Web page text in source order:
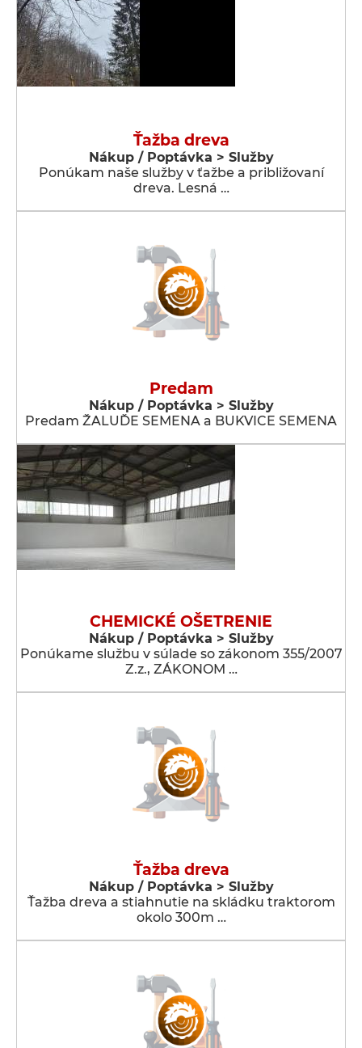
Ťažba dreva
Nákup / Poptávka > Služby
Ponúkam naše služby v ťažbe a približovaní
dreva. Lesná …
Predam
Nákup / Poptávka > Služby
Predam ŽALUĎE SEMENA a BUKVICE SEMENA
CHEMICKÉ OŠETRENIE
Nákup / Poptávka > Služby
Ponúkame službu v súlade so zákonom 355/2007
Z.z., ZÁKONOM …
Ťažba dreva
Nákup / Poptávka > Služby
Ťažba dreva a stiahnutie na skládku traktorom
okolo 300m …